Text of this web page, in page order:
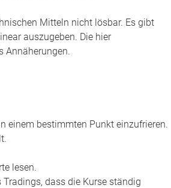
Mitteln nicht lösbar. Es gibt
auszugeben. Die hier
Annäherungen.
einem bestimmten Punkt einzufrieren.
lesen.
dass die Kurse ständig